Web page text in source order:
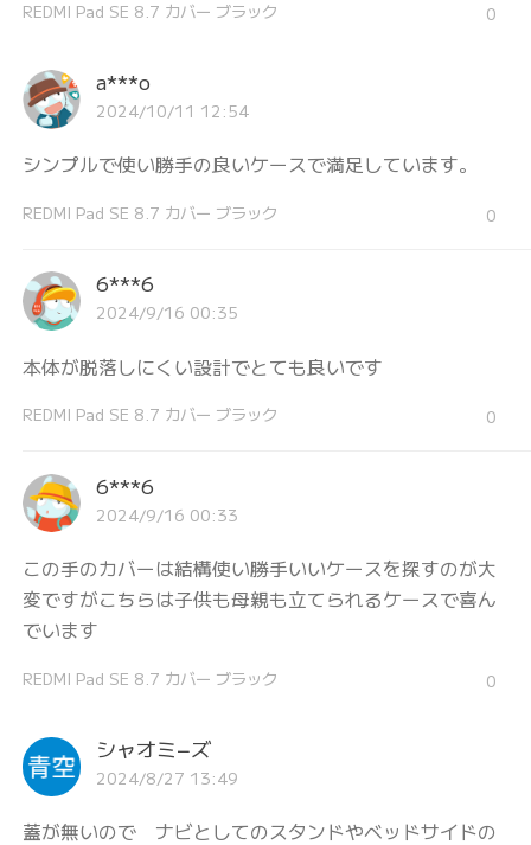
REDMI Pad SE 8.7 カバー ブラック 0
a***o
2024/10/11 12:54
シンプルで使い勝手の良いケースで満足しています。
REDMI Pad SE 8.7 カバー ブラック 0
6***6
2024/9/16 00:35
本体が脱落しにくい設計でとても良いです
REDMI Pad SE 8.7 カバー ブラック 0
6***6
2024/9/16 00:33
この手のカバーは結構使い勝手いいケースを探すのが大
変ですがこちらは子供も母親も立てられるケースで喜ん
でいます
REDMI Pad SE 8.7 カバー ブラック 0
シャオミ−ズ
2024/8/27 13:49
蓋が無いので ナビとしてのスタンドやベッドサイドの